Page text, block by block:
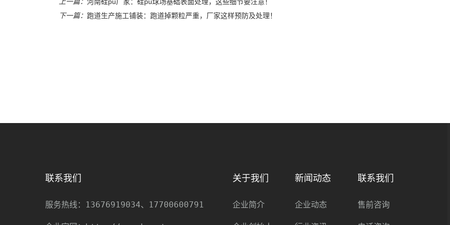
下一篇： 跑道生产施工铺装：跑道掉颗粒严重，厂家这样预防及处理！
联系我们
服务热线： 13676919034、17700600791
关于我们
企业简介
新闻动态
企业动态
联系我们
售前咨询